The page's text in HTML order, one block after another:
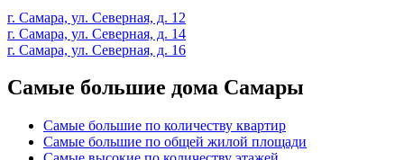
г. Самара, ул. Северная, д. 12
г. Самара, ул. Северная, д. 14
г. Самара, ул. Северная, д. 16
Самые большие дома Самары
Самые большие по количеству квартир
Самые большие по общей жилой площади